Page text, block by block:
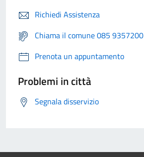
Richiedi Assistenza
Chiama il comune 085 9357200
Prenota un appuntamento
Problemi in città
Segnala disservizio